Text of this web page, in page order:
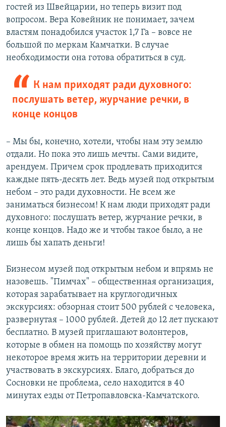
гостей из Швейцарии, но теперь визит под
вопросом. Вера Ковейник не понимает, зачем
властям понадобился участок 1,7 Га – вовсе не
большой по меркам Камчатки. В случае
необходимости она готова обратиться в суд.
К нам приходят ради духовного:
послушать ветер, журчание речки, в
конце концов
– Мы бы, конечно, хотели, чтобы нам эту землю
отдали. Но пока это лишь мечты. Сами видите,
арендуем. Причем срок продлевать приходится
каждые пять-десять лет. Ведь музей под открытым
небом – это ради духовности. Не всем же
заниматься бизнесом! К нам люди приходят ради
духовного: послушать ветер, журчание речки, в
конце концов. Надо же и чтобы такое было, а не
лишь бы хапать деньги!
Бизнесом музей под открытым небом и впрямь не
назовешь. "Пимчах" – общественная организация,
которая зарабатывает на круглогодичных
экскурсиях: обзорная стоит 500 рублей с человека,
развернутая – 1000 рублей. Детей до 12 лет пускают
бесплатно. В музей приглашают волонтеров,
которые в обмен на помощь по хозяйству могут
некоторое время жить на территории деревни и
участвовать в экскурсиях. Благо, добраться до
Сосновки не проблема, село находится в 40
минутах езды от Петропавловска-Камчатского.